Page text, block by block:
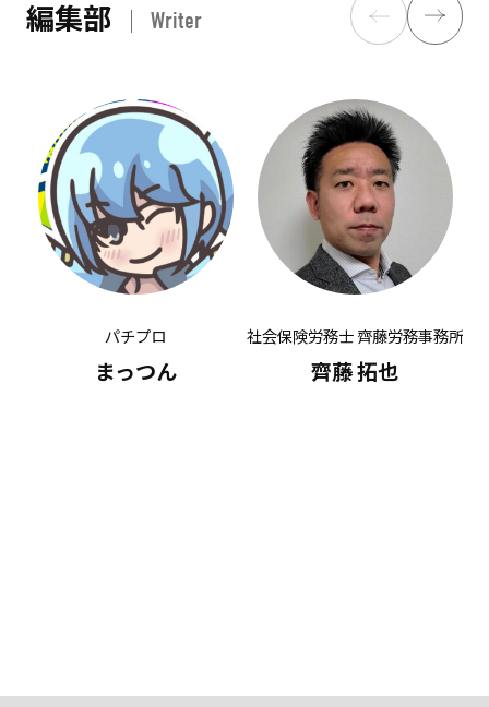
編集部 Writer
パチプロ
まっつん
社会保険労務士 齊藤労務事務所
齊藤 拓也